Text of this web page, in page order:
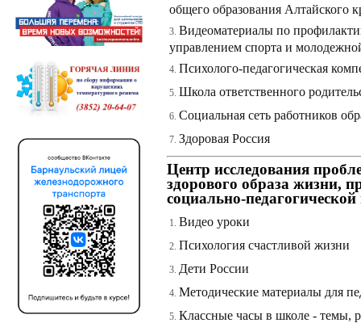
общего образования Алтайского
Видеоматериалы по
управлением спорта и
Психолого-педагогическая
Школа ответственного
Социальная сеть работников
Здоровая Россия
Центр исследования
здорового образа жизни,
социально-
Видео уроки
Психология счастливой жизни
Дети России
Методические материалы для
Классные часы в школе - темы,